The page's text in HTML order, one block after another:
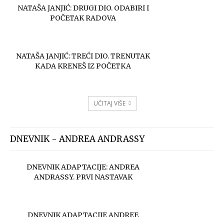
NATAŠA JANJIĆ: DRUGI DIO. ODABIRI I
POČETAK RADOVA
NATAŠA JANJIĆ: TREĆI DIO. TRENUTAK
KADA KRENEŠ IZ POČETKA
UČITAJ VIŠE
DNEVNIK - ANDREA ANDRASSY
DNEVNIK ADAPTACIJE: ANDREA
ANDRASSY. PRVI NASTAVAK
DNEVNIK ADAPTACIJE ANDREE